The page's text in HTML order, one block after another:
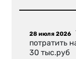
28 июля 2026
потратить
30 тыс.руб